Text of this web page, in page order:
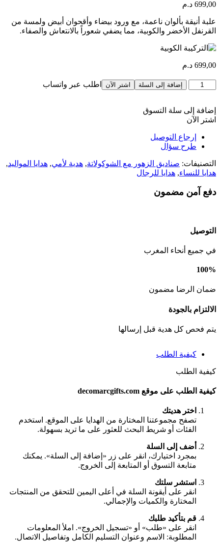
699,00 د.م
علبة أنيقة بألوان ناعمة، مع ورود بيضاء وأقحوان أبيض ولمسة من
القرنفل الأخضر والكوبية، مما يضفي شعوراً بالانتعاش والصفاء.
699,00 د.م
كمية
Composition
إضافة إلى السلة اشتر الآن اطلب عبر واتساب
إضافة إلى سلة التسوق
اشتر الآن
إرجاع التوصيل
طرح سؤال
التصنيفات: صناديق الزهور مع الشوكولاتة, هدية لأمي, هدايا المواليد,
هدايا للنساء, هدايا للرجال
دفع آمن مضمون
التوصيل
في جميع أنحاء المغرب
100%
ضمان الرضا مضمون
الالتزام بالجودة
يتم فحص كل هدية قبل إرسالها
كيفية الطلب
كيفية الطلب
كيفية الطلب على موقع decomarcgifts.com
اختر هديتك
تصفح مجموعتنا المختارة من الهدايا على الموقع. استخدم
الفئات أو شريط البحث للعثور على ما تريد بسهولة.
أضف إلى السلة
بمجرد اختيارك، انقر على زر «إضافة إلى السلة». يمكنك
متابعة التسوق أو المتابعة إلى الخروج.
استشر سلتك
انقر على أيقونة السلة في أعلى اليمين للتحقق من المنتجات
المختارة والكميات والإجمالي.
قم بتأكيد طلبك
انقر على «طلب» أو «تسجيل الخروج». املأ المعلومات
المطلوبة: الاسم وعنوان التسليم الكامل وتفاصيل الاتصال.